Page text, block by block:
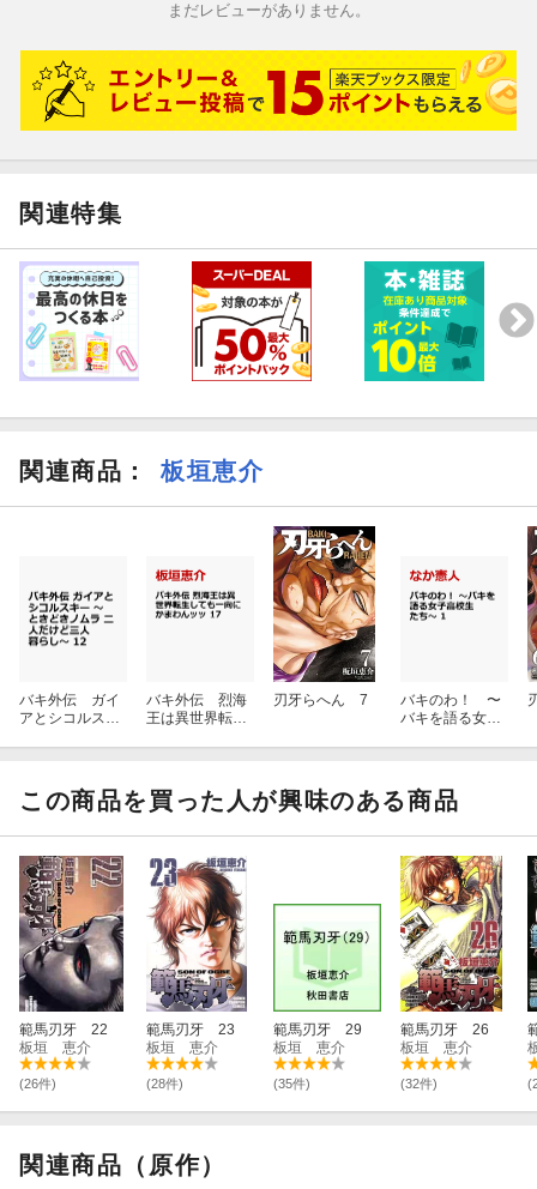
まだレビューがありません。
関連特集
関連商品 ： 板垣恵介
バキ外伝 ガイ
アとシコルスキ
し〜 12
バキ外伝 烈海
王は異世界転生
刃牙らへん 7
バキのわ！ 〜
バキを語る女子
この商品を買った人が興味のある商品
範馬刃牙 22
板垣 恵介
(26件)
範馬刃牙 23
板垣 恵介
(28件)
範馬刃牙 29
板垣 恵介
(35件)
範馬刃牙 26
板垣 恵介
(32件)
関連商品（原作）